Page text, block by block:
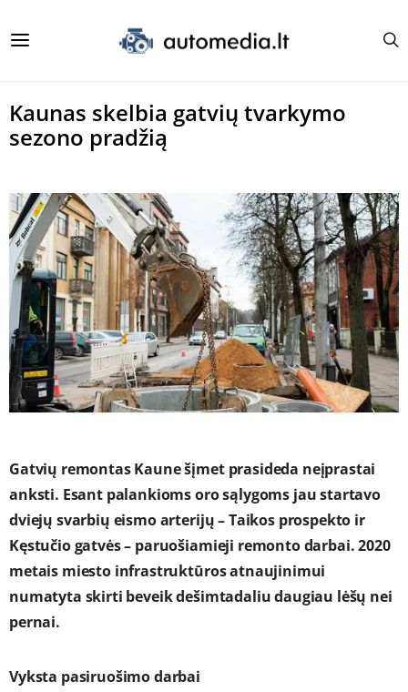
Kaunas skelbia gatvių tvarkymo
sezono pradžią
Gatvių remontas Kaune šįmet prasideda neįprastai
anksti. Esant palankioms oro sąlygoms jau startavo
dviejų svarbių eismo arterijų – Taikos prospekto ir
Kęstučio gatvės – paruošiamieji remonto darbai. 2020
metais miesto infrastruktūros atnaujinimui
numatyta skirti beveik dešimtadaliu daugiau lėšų nei
pernai.
Vyksta pasiruošimo darbai